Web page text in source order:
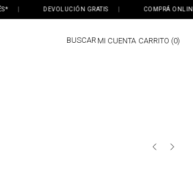
DEVOLUCIÓN GRATIS COMPRÁ ONLINE,
BUSCAR MI CUENTA 0